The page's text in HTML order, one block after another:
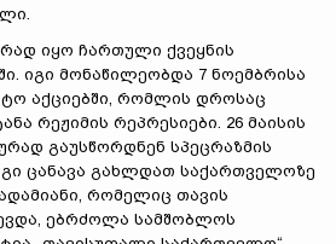
იყო ჩართული ქვეყნის
იგი მონაწილეობდა 7 ნოემბრისა
აქციებში, რომლის დროსაც
რეჟიმის რეპრესიები. 26 მაისის
გაუსწორდნენ სპეცრაზმის
ცანავა გახლდათ საქართველოზე
რომელიც თავის
ებრძოლა სამშობლოს